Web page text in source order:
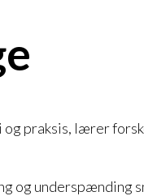
praksis, lærer
og underspænding